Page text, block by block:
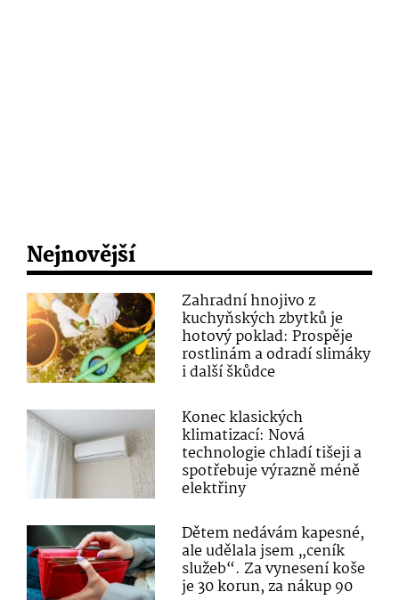
Nejnovější
Zahradní hnojivo z
kuchyňských zbytků je
hotový poklad: Prospěje
rostlinám a odradí slimáky
i další škůdce
Konec klasických
klimatizací: Nová
technologie chladí tišeji a
spotřebuje výrazně méně
elektřiny
Dětem nedávám kapesné,
ale udělala jsem „ceník
služeb“. Za vynesení koše
je 30 korun, za nákup 90